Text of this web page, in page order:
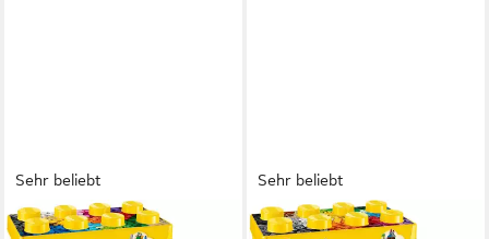
Sehr beliebt
LEGO®
Sehr beliebt
LEGO®